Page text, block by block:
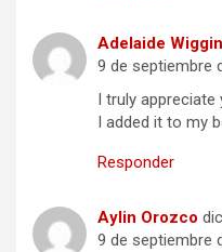
Adelaide
9 de septiembre
I truly
I added it to my
Responder
Aylin Orozco
9 de septiembre